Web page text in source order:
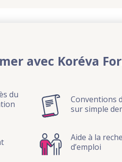
avec Koréva
du
Conventions
sur simple
Aide à la
d’emploi